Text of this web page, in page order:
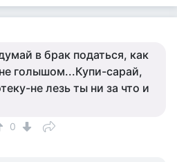
в брак податься, как
голышом...Купи-сарай,
не лезь ты ни за что и
0